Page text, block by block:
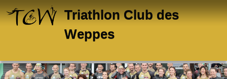
Triathlon Club des
Weppes
Panneau de gestion des cookies